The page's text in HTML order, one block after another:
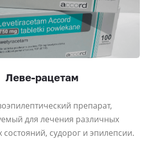
Леве-рацетам
препарат,
для лечения различных
судорог и эпилепсии.